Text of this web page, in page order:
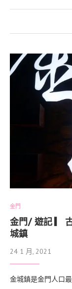
金門
金門/ 遊記 ▎
城鎮
24 1 月, 2021
金城鎮是金門人口